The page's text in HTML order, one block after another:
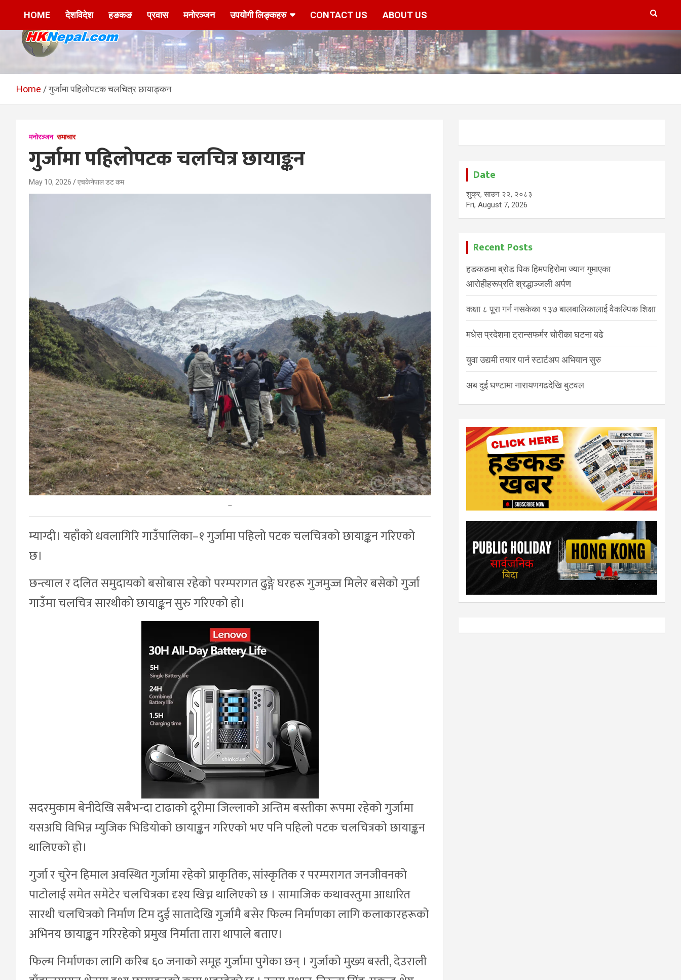
HKNepal.com –
हङकङबाट सञ्चालित पहिलो
नेपाली अनलाईन पत्रिका
hknepal, hknepal.com, hk nepal, hk nepal com
HOME देशविदेश हङकङ प्रवास मनोरञ्जन उपयोगी लिङ्कहरु CONTACT US ABOUT US
Home गुर्जामा पहिलोपटक चलचित्र छायाङ्कन
मनोरञ्जन समाचार
गुर्जामा पहिलोपटक चलचित्र छायाङ्कन
May 10, 2026 एचकेनेपाल डट कम
–
म्याग्दी। यहाँको धवलागिरि गाउँपालिका–१ गुर्जामा पहिलो पटक चलचित्रको छायाङ्कन गरिएको
छ।
छन्त्याल र दलित समुदायको बसोबास रहेको परम्परागत ढुङ्गे घरहरू गुजमुज्ज मिलेर बसेको गुर्जा
गाउँमा चलचित्र सारथीको छायाङ्कन सुरु गरिएको हो।
सदरमुकाम बेनीदेखि सबैभन्दा टाढाको दूरीमा जिल्लाको अन्तिम बस्तीका रूपमा रहेको गुर्जामा
यसअघि विभिन्न म्युजिक भिडियोको छायाङ्कन गरिएको भए पनि पहिलो पटक चलचित्रको छायाङ्कन
थालिएको हो।
गुर्जा र चुरेन हिमाल अवस्थित गुर्जामा रहेको प्राकृतिक, सांस्कृतिक र परम्परागत जनजीवनको
पाटोलाई समेत समेटेर चलचित्रका दृश्य खिच्न थालिएको छ । सामाजिक कथावस्तुमा आधारित
सारथी चलचित्रको निर्माण टिम दुई सातादेखि गुर्जामै बसेर फिल्म निर्माणका लागि कलाकारहरूको
अभिनय छायाङ्कन गरिरहेको प्रमुख निर्माता तारा थापाले बताए।
फिल्म निर्माणका लागि करिब ६० जनाको समूह गुर्जामा पुगेका छन् । गुर्जाको मुख्य बस्ती, देउराली
Date
शुक्र, साउन २२, २०८३
Fri, August 7, 2026
Recent Posts
हङकङमा ब्रोड पिक हिमपहिरोमा ज्यान गुमाएका
आरोहीहरूप्रति श्रद्धाञ्जली अर्पण
कक्षा ८ पूरा गर्न नसकेका १३७ बालबालिकालाई वैकल्पिक शिक्षा
मधेस प्रदेशमा ट्रान्सफर्मर चोरीका घटना बढे
युवा उद्यमी तयार पार्न स्टार्टअप अभियान सुरु
अब दुई घण्टामा नारायणगढदेखि बुटवल